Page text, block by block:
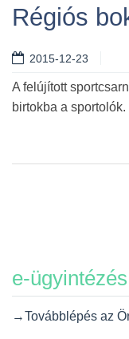
Régiós
2015-12-23
A felújított
birtokba a sportolók.
e-ügyintézés
→Továbblépés az